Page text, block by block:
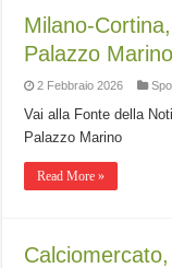
Milano-
Palazzo Marino
2 Febbraio 2026
Vai alla Fonte della
Palazzo Marino
Read More »